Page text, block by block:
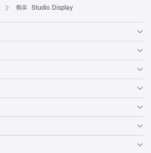
购买 Studio Display